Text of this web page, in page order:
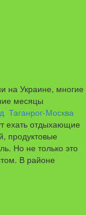
на Украине, многие
месяцы
Таганрог-Москва
ехать отдыхающие
продуктовые
Но не только это
В районе